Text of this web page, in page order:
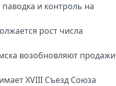
и контроль на
рост числа
возобновляют продажи
XVIII Съезд Союза